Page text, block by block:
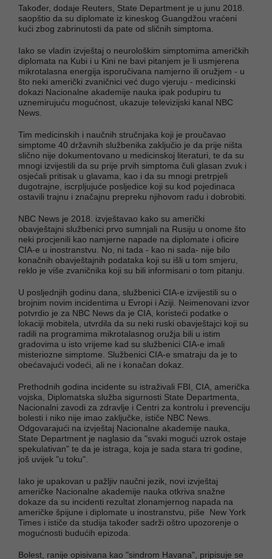
Također, dodaje Reuters, State Department je u junu 2018.
saopštio da su diplomate iz kineskog Guangdžou vraćeni
kući zbog zabrinutosti da pate od sličnih simptoma.
Iako se vladin izvještaj o neurološkim simptomima američkih
diplomata na Kubi i u Kini ne bavi pitanjem je li usmjerena
mikrotalasna energija isporučivana namjerno ili oružjem - u
što neki američki zvaničnici već dugo vjeruju - medicinski
dokazi Nacionalne akademije nauka ipak podupiru tu
uznemirujuću mogućnost, ukazuje televizijski kanal NBC
News.
Tim medicinskih i naučnih stručnjaka koji je proučavao
simptome 40 državnih službenika zaključio je da prije ništa
slično nije dokumentovano u medicinskoj literaturi, te da su
mnogi izvijestili da su prije prvih simptoma čuli glasan zvuk i
osjećali pritisak u glavama, kao i da su mnogi pretrpjeli
dugotrajne, iscrpljujuće posljedice koji su kod pojedinaca
ostavili trajnu i značajnu prepreku njihovom radu i dobrobiti.
NBC News je 2018. izvještavao kako su američki
obavještajni službenici prvo sumnjali na Rusiju u onome što
neki procjenili kao namjerne napade na diplomate i oficire
CIA-e u inostranstvu. No, ni tada - kao ni sada- nije bilo
konačnih obavještajnih podataka koji su išli u tom smjeru,
reklo je više zvaničnika koji su bili informisani o tom pitanju.
U posljednjih godinu dana, službenici CIA-e izvijestili su o
brojnim novim incidentima u Evropi i Aziji. Neimenovani izvor
potvrdio je za NBC News da je CIA, koristeći podatke o
lokaciji mobitela, utvrdila da su neki ruski obavještajci koji su
radili na programima mikrotalasnog oružja bili u istim
gradovima u isto vrijeme kad su službenici CIA-e imali
misteriozne simptome. Službenici CIA-e smatraju da je to
obećavajući vodeći, ali ne i konačan dokaz.
Prethodnih godina incidente su istraživali FBI, CIA, američka
vojska, Diplomatska služba sigurnosti State Departmenta,
Nacionalni zavodi za zdravlje i Centri za kontrolu i prevenciju
bolesti i niko nije imao zaključke, ističe NBC News.
Odgovarajući na izvještaj Nacionalne akademije nauka,
State Department je naglasio da "svaki mogući uzrok ostaje
spekulativan" te da je istraga, koja je sada stara tri godine,
još uvijek "u toku".
Iako je upakovan u pažljiv naučni jezik, novi izvještaj
američke Nacionalne akademije nauka otkriva snažne
dokaze da su incidenti rezultat zlonamjernog napada na
američke špijune i diplomate u inostranstvu, piše New York
Times i ističe da studija također sadrži oštro upozorenje o
mogućnosti budućih epizoda.
Bolest, ranije opisivana kao "sindrom Havana", pripisuje se